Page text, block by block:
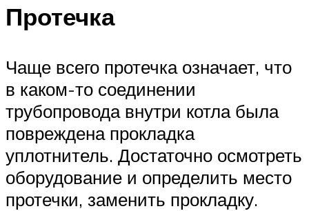
Протечка
Чаще всего протечка означает, что
в каком-то соединении
трубопровода внутри котла была
повреждена прокладка
уплотнитель. Достаточно осмотреть
оборудование и определить место
протечки, заменить прокладку.